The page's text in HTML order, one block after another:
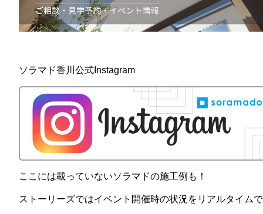
ソラマド香川公式Instagram
ここには載っていないソラマドの施工例も！
ストーリーズではイベント開催時の状況をリアルタイム